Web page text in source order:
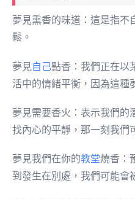
夢見熏香的味道：這是指不
鬆。
夢見自己點香：我們正在以
活中的情緒平衡，因為這種
夢見需要香火：表示我們的
找內心的平靜，那一刻我們
夢見我們在你的教堂燒香：
到發生在別處，我們可能會